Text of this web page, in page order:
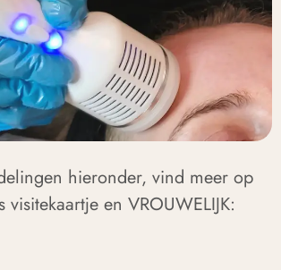
hieronder, vind meer op
visitekaartje en VROUWELIJK: